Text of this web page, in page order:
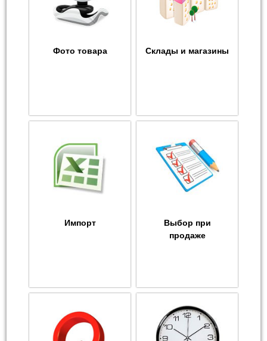
Фото товара Склады и магазины
Импорт
Выбор при
продаже